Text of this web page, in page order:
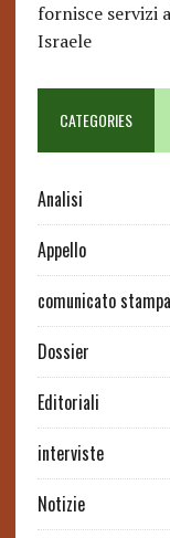
fornisce servizi
Israele
CATEGORIES
Analisi
Appello
comunicato stampa
Dossier
Editoriali
interviste
Notizie